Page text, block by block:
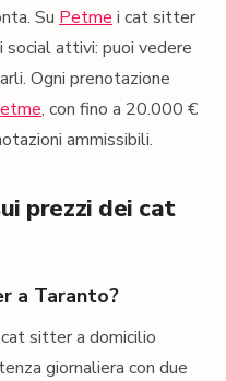
Su Petme i cat sitter
attivi: puoi vedere
Ogni prenotazione
, con fino a 20.000 €
ammissibili.
prezzi dei cat
a Taranto?
sitter a domicilio
giornaliera con due